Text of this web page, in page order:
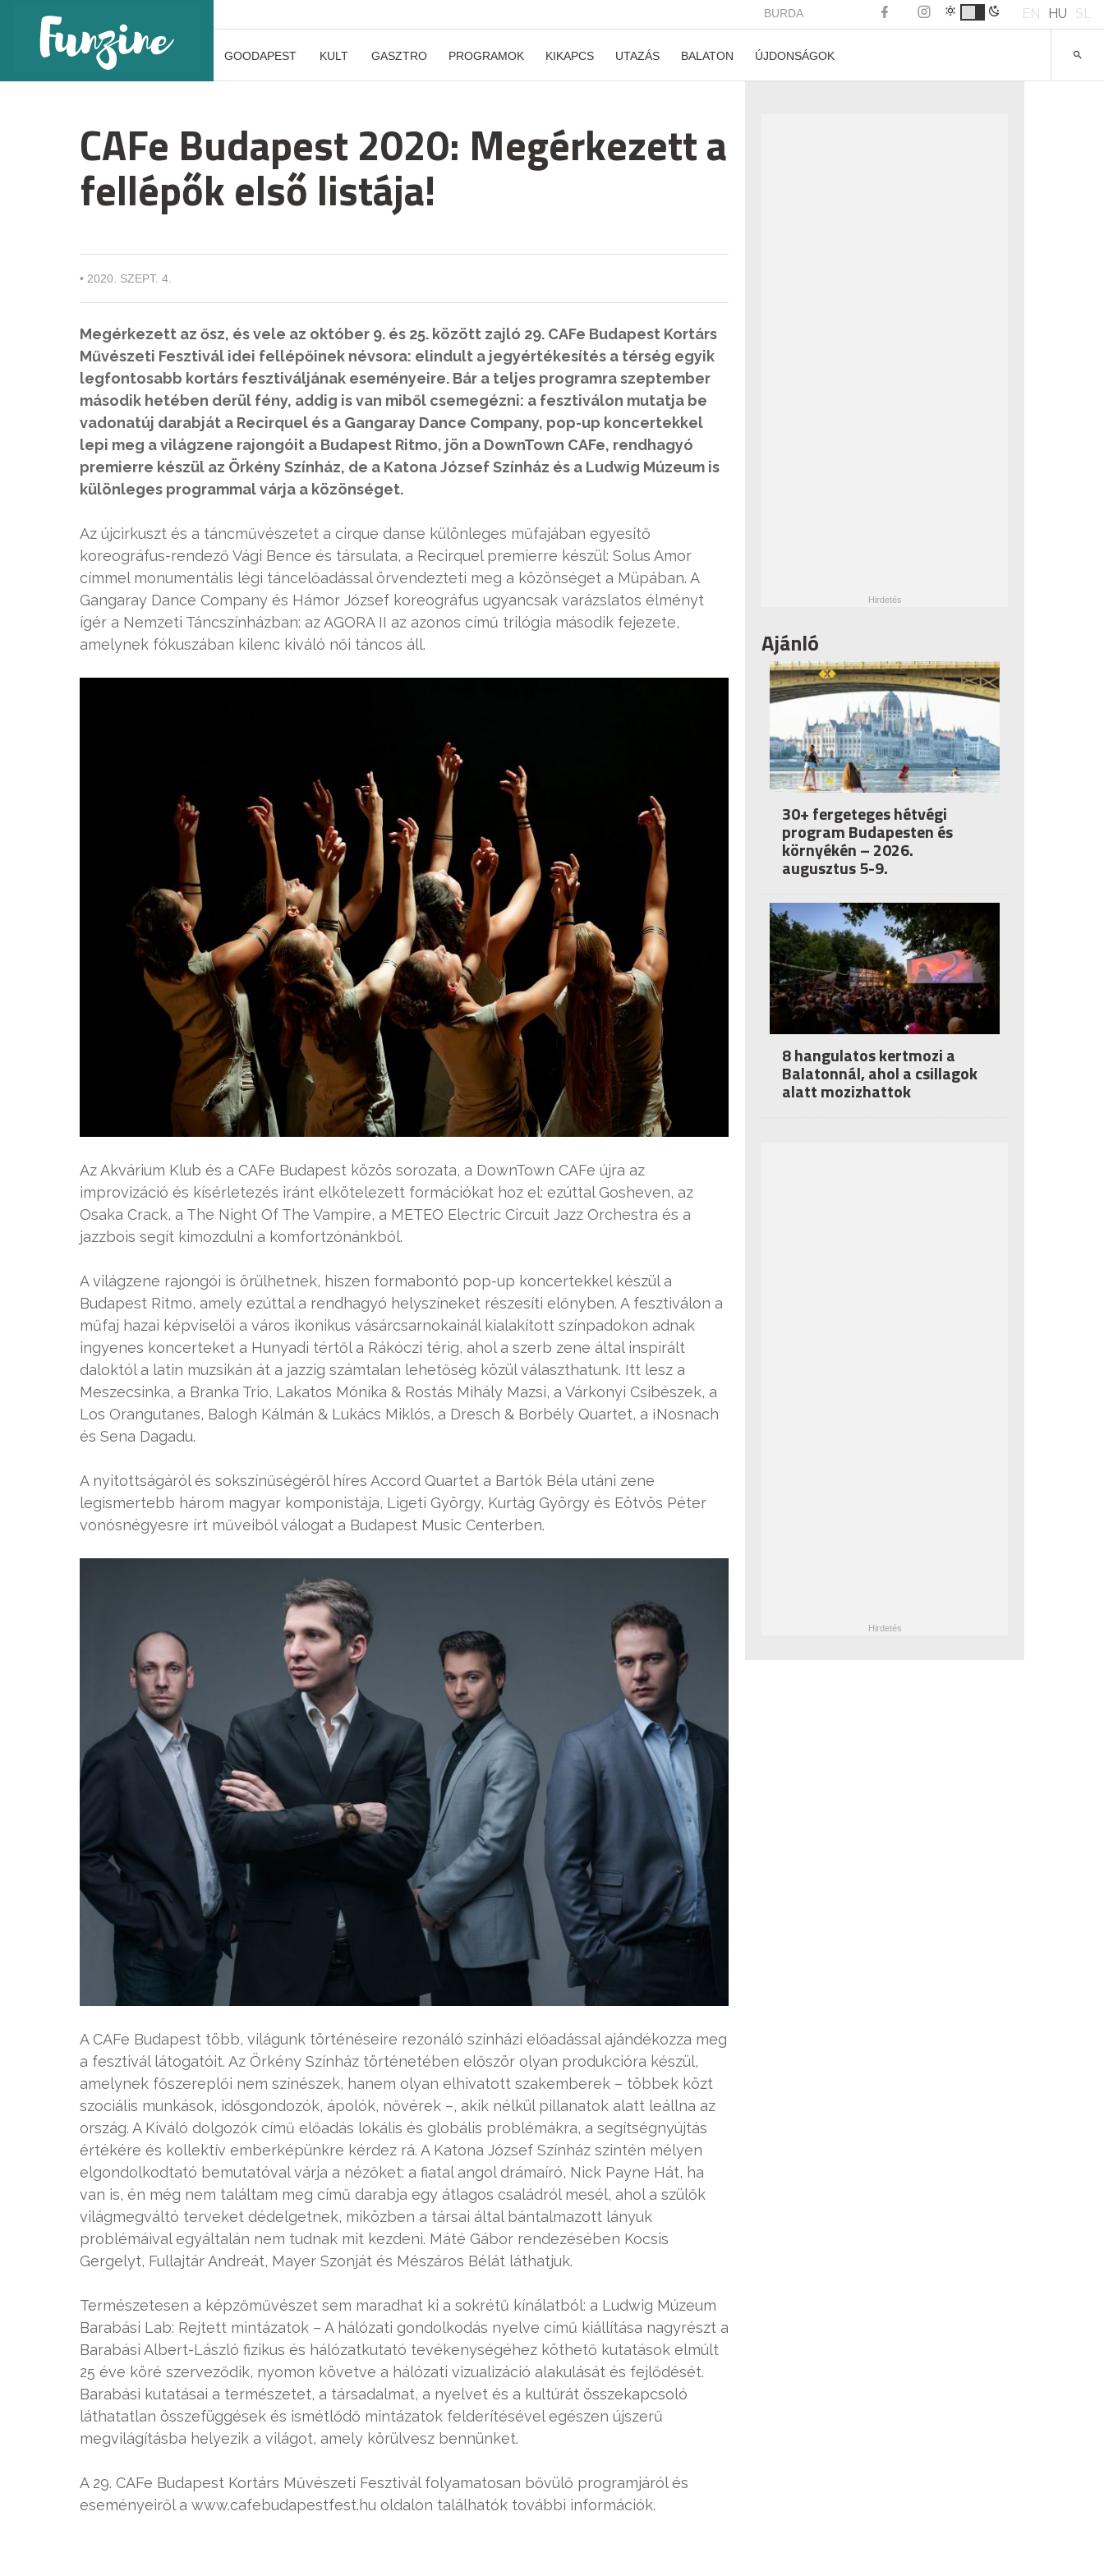
BURDA EN HU SL
GOODAPEST KULT GASZTRO PROGRAMOK KIKAPCS UTAZÁS BALATON ÚJDONSÁGOK
CAFe Budapest 2020: Megérkezett a
fellépők első listája!
• 2020. SZEPT. 4.
Megérkezett az ősz, és vele az október 9. és 25. között zajló 29. CAFe Budapest Kortárs
Művészeti Fesztivál idei fellépőinek névsora: elindult a jegyértékesítés a térség egyik
legfontosabb kortárs fesztiváljának eseményeire. Bár a teljes programra szeptember
második hetében derül fény, addig is van miből csemegézni: a fesztiválon mutatja be
vadonatúj darabját a Recirquel és a Gangaray Dance Company, pop-up koncertekkel
lepi meg a világzene rajongóit a Budapest Ritmo, jön a DownTown CAFe, rendhagyó
premierre készül az Örkény Színház, de a Katona József Színház és a Ludwig Múzeum is
különleges programmal várja a közönséget.
Az újcirkuszt és a táncművészetet a cirque danse különleges műfajában egyesítő
koreográfus-rendező Vági Bence és társulata, a Recirquel premierre készül: Solus Amor
címmel monumentális légi táncelőadással örvendezteti meg a közönséget a Müpában. A
Gangaray Dance Company és Hámor József koreográfus ugyancsak varázslatos élményt
ígér a Nemzeti Táncszínházban: az AGORA II az azonos című trilógia második fejezete,
amelynek fókuszában kilenc kiváló női táncos áll.
Az Akvárium Klub és a CAFe Budapest közös sorozata, a DownTown CAFe újra az
improvizáció és kísérletezés iránt elkötelezett formációkat hoz el: ezúttal Gosheven, az
Osaka Crack, a The Night Of The Vampire, a METEO Electric Circuit Jazz Orchestra és a
jazzbois segít kimozdulni a komfortzónánkból.
A világzene rajongói is örülhetnek, hiszen formabontó pop-up koncertekkel készül a
Budapest Ritmo, amely ezúttal a rendhagyó helyszíneket részesíti előnyben. A fesztiválon a
műfaj hazai képviselői a város ikonikus vásárcsarnokainál kialakított színpadokon adnak
ingyenes koncerteket a Hunyadi tértől a Rákóczi térig, ahol a szerb zene által inspirált
daloktól a latin muzsikán át a jazzig számtalan lehetőség közül választhatunk. Itt lesz a
Meszecsinka, a Branka Trio, Lakatos Mónika & Rostás Mihály Mazsi, a Várkonyi Csibészek, a
Los Orangutanes, Balogh Kálmán & Lukács Miklós, a Dresch & Borbély Quartet, a ¡Nosnach
és Sena Dagadu.
A nyitottságáról és sokszínűségéről híres Accord Quartet a Bartók Béla utáni zene
legismertebb három magyar komponistája, Ligeti György, Kurtág György és Eötvös Péter
vonósnégyesre írt műveiből válogat a Budapest Music Centerben.
A CAFe Budapest több, világunk történéseire rezonáló színházi előadással ajándékozza meg
a fesztivál látogatóit. Az Örkény Színház történetében először olyan produkcióra készül,
amelynek főszereplői nem színészek, hanem olyan elhivatott szakemberek – többek közt
szociális munkások, idősgondozók, ápolók, nővérek –, akik nélkül pillanatok alatt leállna az
ország. A Kiváló dolgozók című előadás lokális és globális problémákra, a segítségnyújtás
értékére és kollektív emberképünkre kérdez rá. A Katona József Színház szintén mélyen
elgondolkodtató bemutatóval várja a nézőket: a fiatal angol drámaíró, Nick Payne Hát, ha
van is, én még nem találtam meg című darabja egy átlagos családról mesél, ahol a szülők
világmegváltó terveket dédelgetnek, miközben a társai által bántalmazott lányuk
problémáival egyáltalán nem tudnak mit kezdeni. Máté Gábor rendezésében Kocsis
Gergelyt, Fullajtár Andreát, Mayer Szonját és Mészáros Bélát láthatjuk.
Természetesen a képzőművészet sem maradhat ki a sokrétű kínálatból: a Ludwig Múzeum
Barabási Lab: Rejtett mintázatok – A hálózati gondolkodás nyelve című kiállítása nagyrészt a
Barabási Albert-László fizikus és hálózatkutató tevékenységéhez köthető kutatások elmúlt
25 éve köré szerveződik, nyomon követve a hálózati vizualizáció alakulását és fejlődését.
Barabási kutatásai a természetet, a társadalmat, a nyelvet és a kultúrát összekapcsoló
láthatatlan összefüggések és ismétlődő mintázatok felderítésével egészen újszerű
megvilágításba helyezik a világot, amely körülvesz bennünket.
A 29. CAFe Budapest Kortárs Művészeti Fesztivál folyamatosan bővülő programjáról és
eseményeiről a www.cafebudapestfest.hu oldalon találhatók további információk.
Ajánló
30+ fergeteges hétvégi
program Budapesten és
környékén – 2026.
augusztus 5-9.
8 hangulatos kertmozi a
Balatonnál, ahol a csillagok
alatt mozizhattok